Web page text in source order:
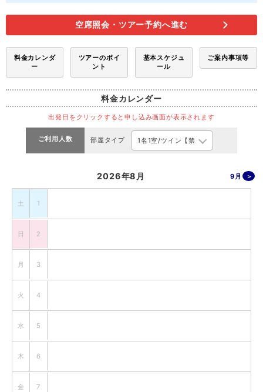
空席照会・ツアー予約へ進む
料金カレンダ
ー
ツアーのポイ
ント
基本スケジュ
ール
ご案内事項等
料金カレンダー
出発日をクリックすると申し込み画面が表示されます
ご利用人数 部屋タイプ
2026年8月 9月
土 1
日 2
月 3
火 4
水 5
木 6
金 7